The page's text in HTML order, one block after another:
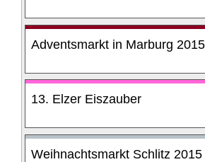
Adventsmarkt in Marburg 2015
13. Elzer Eiszauber
Weihnachtsmarkt Schlitz 2015